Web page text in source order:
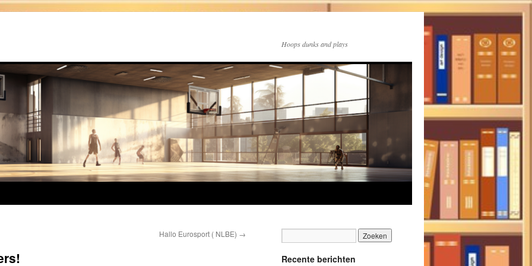
Hoops dunks and plays
Hallo Eurosport ( NLBE) →
Recente berichten